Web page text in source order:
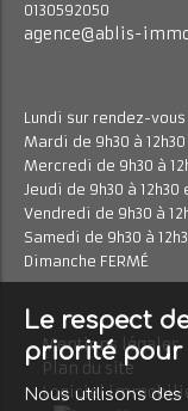
0130592050
agence@ablis-
Lundi sur rendez-vous
Mardi de 9h30 à
Mercredi de 9h30 à
Jeudi de 9h30 à 12h30
Vendredi de 9h30 à
Samedi de 9h30 à
Dimanche FERMÉ
Mentions légales
Plan du site
Logiciel
Le respect
priorité pour
Nous utilisons